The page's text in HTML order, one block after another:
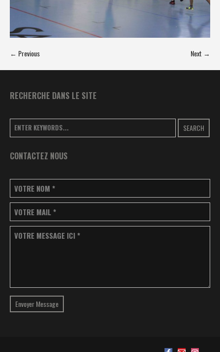
← Previous Next →
RECHERCHE DANS LE SITE
SEARCH
CONTACTEZ NOUS
VOTRE NOM *
VOTRE MAIL *
VOTRE MESSAGE ICI *
Envoyer Message